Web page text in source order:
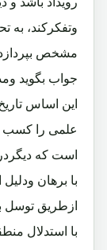
وتفکرکند، به
مشخص
جواب بگوید
این اساس
علمی را کسب
است که
با برهان
ازطریق توسل
با استدلال